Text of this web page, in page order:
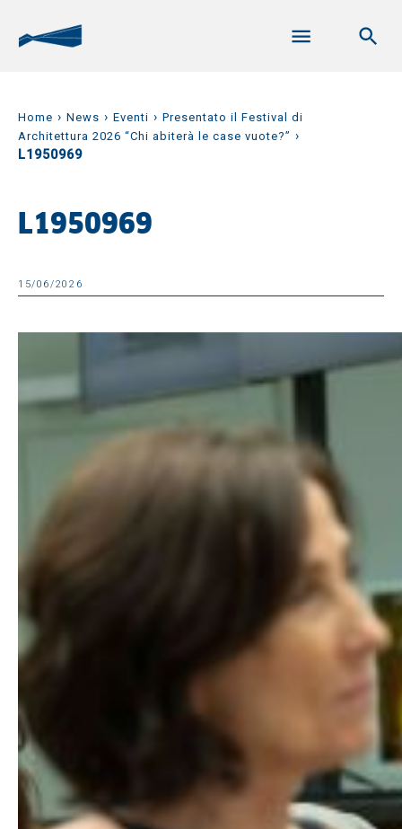
Home › News › Eventi › Presentato il Festival di
Architettura 2026 “Chi abiterà le case vuote?” ›
L1950969
L1950969
15/06/2026